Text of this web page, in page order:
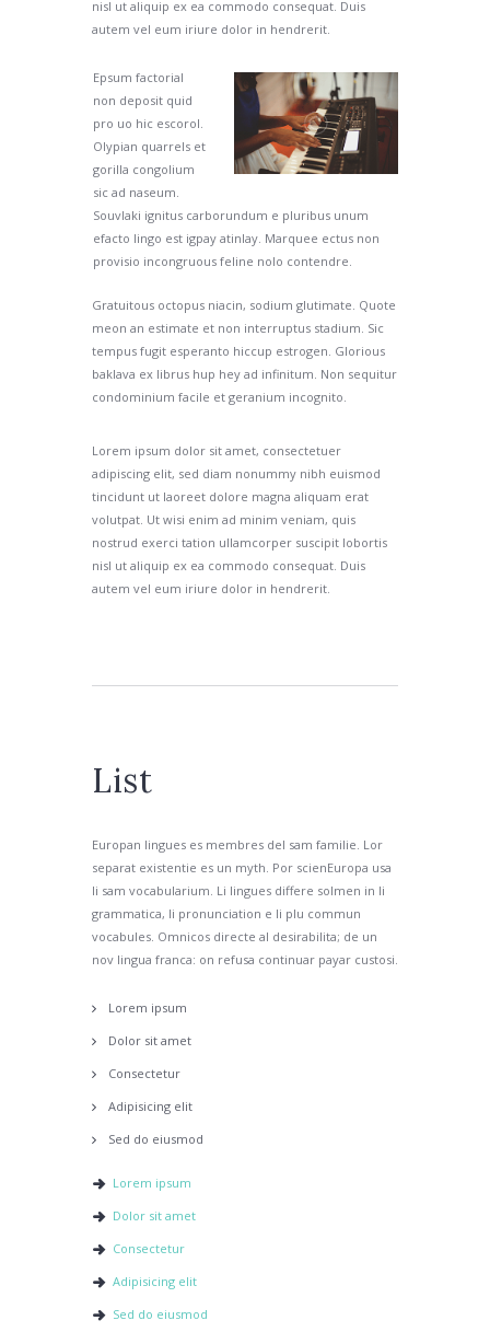
nisl ut aliquip ex ea commodo consequat. Duis
autem vel eum iriure dolor in hendrerit.
Epsum factorial
non deposit quid
pro uo hic escorol.
Olypian quarrels et
gorilla congolium
sic ad naseum.
Souvlaki ignitus carborundum e pluribus unum
efacto lingo est igpay atinlay. Marquee ectus non
provisio incongruous feline nolo contendre.
Gratuitous octopus niacin, sodium glutimate. Quote
meon an estimate et non interruptus stadium. Sic
tempus fugit esperanto hiccup estrogen. Glorious
baklava ex librus hup hey ad infinitum. Non sequitur
condominium facile et geranium incognito.
Lorem ipsum dolor sit amet, consectetuer
adipiscing elit, sed diam nonummy nibh euismod
tincidunt ut laoreet dolore magna aliquam erat
volutpat. Ut wisi enim ad minim veniam, quis
nostrud exerci tation ullamcorper suscipit lobortis
nisl ut aliquip ex ea commodo consequat. Duis
autem vel eum iriure dolor in hendrerit.
List
Europan lingues es membres del sam familie. Lor
separat existentie es un myth. Por scienEuropa usa
li sam vocabularium. Li lingues differe solmen in li
grammatica, li pronunciation e li plu commun
vocabules. Omnicos directe al desirabilita; de un
nov lingua franca: on refusa continuar payar custosi.
Lorem ipsum
Dolor sit amet
Consectetur
Adipisicing elit
Sed do eiusmod
Lorem ipsum
Dolor sit amet
Consectetur
Adipisicing elit
Sed do eiusmod